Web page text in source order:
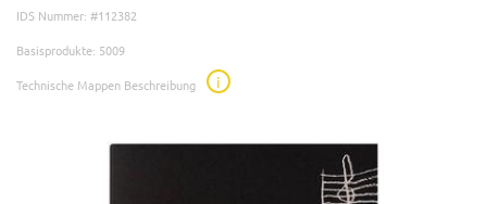
IDS Nummer: #112382
Basisprodukte: 5009
Technische Mappen Beschreibung
i